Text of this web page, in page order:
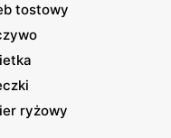
tostowy
ryżowy